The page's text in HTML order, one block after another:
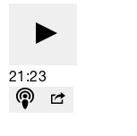
21:23